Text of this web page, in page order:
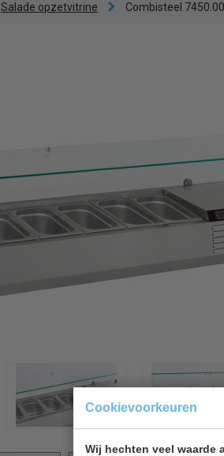
Cookievoorkeuren
Wij hechten veel waarde
Salade opzetvitrine Combisteel